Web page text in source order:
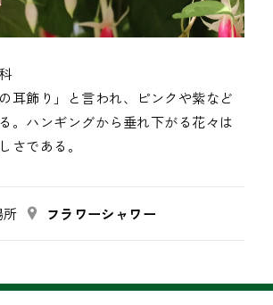
の耳飾り」と言われ、ピンクや紫など
。ハンギングから垂れ下がる花々は
さである。
所 フラワーシャワー